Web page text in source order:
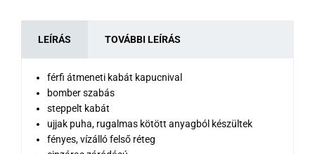
LEÍRÁS TOVÁBBI LEÍRÁS
férfi átmeneti kabát kapucnival
bomber szabás
steppelt kabát
ujjak puha, rugalmas kötött anyagból készültek
fényes, vízálló felső réteg